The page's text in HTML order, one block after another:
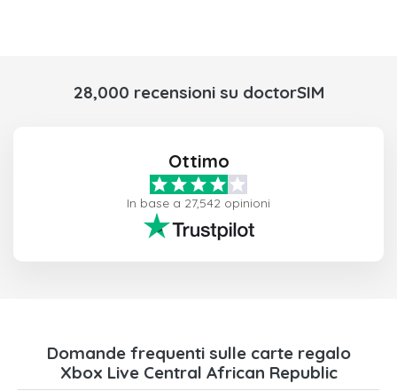
28,000 recensioni su doctorSIM
Ottimo
In base a 27,542 opinioni
Domande frequenti sulle carte regalo
Xbox Live Central African Republic